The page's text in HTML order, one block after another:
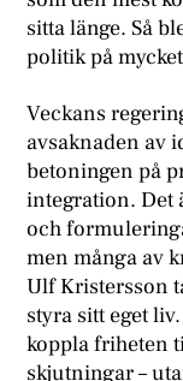
sitta länge. Så
politik på
Veckans
avsaknaden av
betoningen på
integration. Det
och
men många av
Ulf Kristersson
styra sitt eget
koppla friheten
skjutningar –